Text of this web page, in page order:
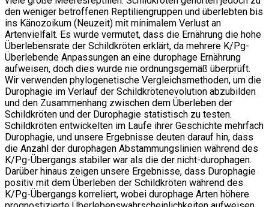
den weniger betroffenen Reptiliengruppen und überlebten bis
ins Känozoikum (Neuzeit) mit minimalem Verlust an
Artenvielfalt. Es wurde vermutet, dass die Ernährung die hohe
Überlebensrate der Schildkröten erklärt, da mehrere K/Pg-
Überlebende Anpassungen an eine durophage Ernährung
aufweisen, doch dies wurde nie ordnungsgemäß überprüft.
Wir verwenden phylogenetische Vergleichsmethoden, um die
Durophagie im Verlauf der Schildkrötenevolution abzubilden
und den Zusammenhang zwischen dem Überleben der
Schildkröten und der Durophagie statistisch zu testen.
Schildkröten entwickelten im Laufe ihrer Geschichte mehrfach
Durophagie, und unsere Ergebnisse deuten darauf hin, dass
die Anzahl der durophagen Abstammungslinien während des
K/Pg-Übergangs stabiler war als die der nicht-durophagen.
Darüber hinaus zeigen unsere Ergebnisse, dass Durophagie
positiv mit dem Überleben der Schildkröten während des
K/Pg-Übergangs korreliert, wobei durophage Arten höhere